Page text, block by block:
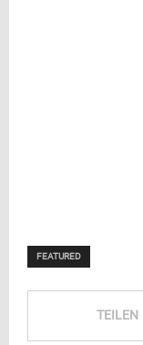
FEATURED
TEILEN